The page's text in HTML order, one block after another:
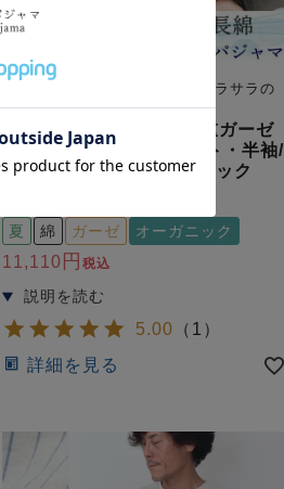
新感覚ガーゼ！柔らかいのにサラサラの
肌触り
80オーガニック超長綿1重ガーゼ
メンズパジャマ上下セット・半袖/
かぶり/短パン/ヘンリーネック
夏 綿 ガーゼ オーガニック
11,110 税込
5.00 （ 1 ）
詳細を見る